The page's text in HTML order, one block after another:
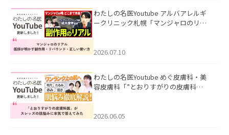
わたしの名医Youtube アルバアレルギ
ークリニック札幌「マンジャロのリア
た。
2026.07.10
わたしの名医Youtube めぐ皮膚科・美
容皮膚科「”とおりすがりの皮膚科
2026.06.05